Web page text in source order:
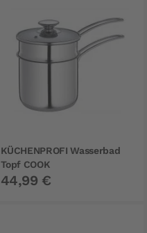
KÜCHENPROFI Wasserbad
Topf COOK
44,99 €